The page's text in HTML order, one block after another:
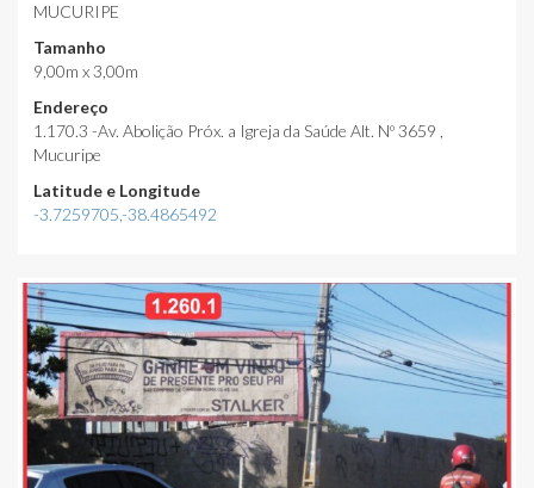
MUCURIPE
Tamanho
9,00m x 3,00m
Endereço
1.170.3 -Av. Abolição Próx. a Igreja da Saúde Alt. Nº 3659 ,
Mucuripe
Latitude e Longitude
-3.7259705,-38.4865492